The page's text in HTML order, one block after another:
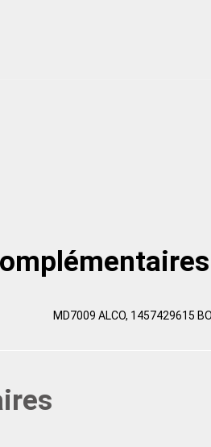
MD7009 ALCO, 1457429615